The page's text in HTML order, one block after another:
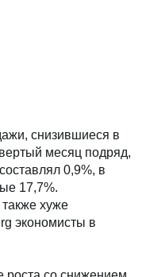
снизившиеся в
месяц подряд,
0,9%, в
17,7%.
также хуже
экономисты в